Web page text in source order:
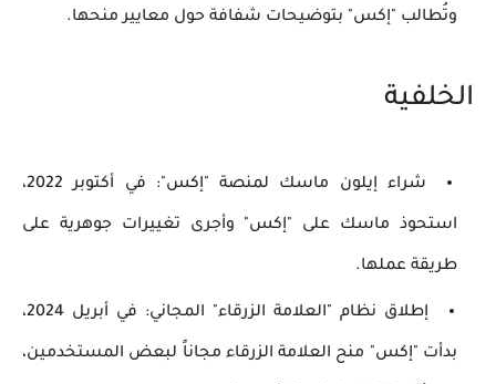
وتُطالب "إكس" بتوضيحات شفافة حول معايير منحها.
الخلفية
شراء إيلون ماسك لمنصة "إكس" : في أكتوبر 2022،
استحوذ ماسك على "إكس" وأجرى تغييرات جوهرية على
طريقة عملها.
إطلاق نظام "العلامة الزرقاء" المجاني : في أبريل 2024،
بدأت "إكس" منح العلامة الزرقاء مجاناً لبعض المستخدمين،